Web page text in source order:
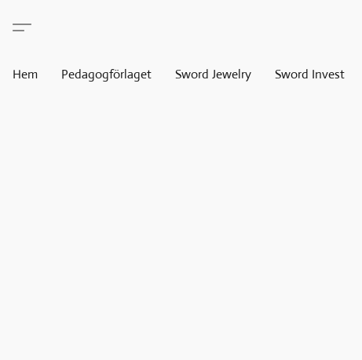
Hem Pedagogförlaget Sword Jewelry Sword Invest